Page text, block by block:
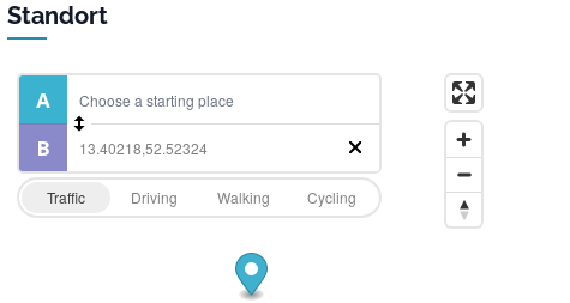
Standort
Traffic Driving Walking Cycling